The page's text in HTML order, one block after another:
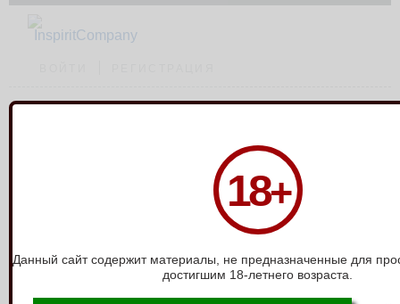
18+
Данный сайт содержит материалы, не предназначенные для
достигшим 18-летнего возраста.
Силиконовая анальная пробка черная
СИЛИКОНОВАЯ АНАЛЬНАЯ ПРОБКА
ЧЕРНАЯ S (5.8*2.8CM) 3302-01